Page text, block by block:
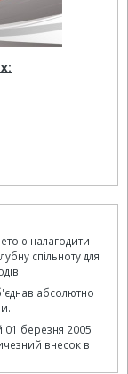
налагодити
спільноту для
абсолютно
01 березня 2005
внесок в